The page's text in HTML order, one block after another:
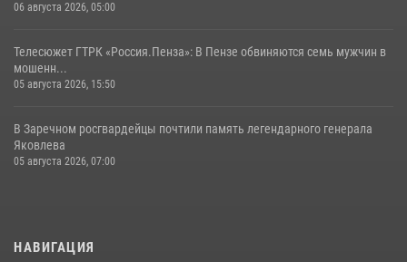
06 августа 2026, 05:00
Телесюжет ГТРК «Россия.Пенза»: В Пензе обвиняются семь мужчин в
мошенн...
05 августа 2026, 15:50
В Заречном росгвардейцы почтили память легендарного генерала
Яковлева
05 августа 2026, 07:00
НАВИГАЦИЯ